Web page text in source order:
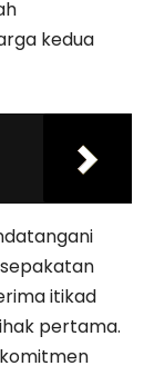
kedua
itikad
pertama.